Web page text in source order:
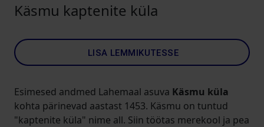
Käsmu kaptenite küla
LISA LEMMIKUTESSE
Esimesed andmed Lahemaal asuva Käsmu küla
kohta pärinevad aastast 1453. Käsmu on tuntud
"kaptenite küla" nime all. Siin töötas merekool ja pea